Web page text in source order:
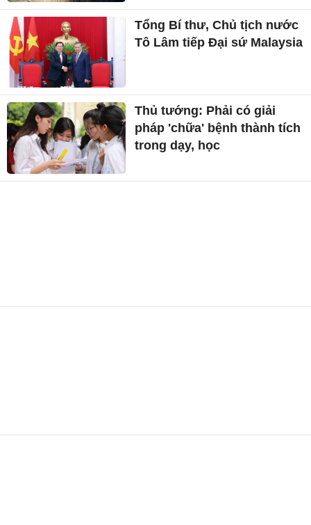
Tổng Bí thư, Chủ tịch nước
Tô Lâm tiếp Đại sứ Malaysia
Thủ tướng: Phải có giải
pháp 'chữa' bệnh thành tích
trong dạy, học